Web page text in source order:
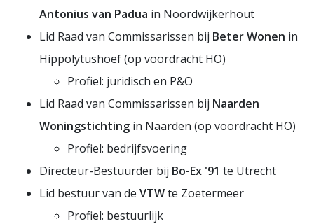
Antonius van Padua in Noordwijkerhout
Lid Raad van Commissarissen bij Beter Wonen in
Hippolytushoef (op voordracht HO)
Profiel: juridisch en P&O
Lid Raad van Commissarissen bij Naarden
Woningstichting in Naarden (op voordracht HO)
Profiel: bedrijfsvoering
Directeur-Bestuurder bij Bo-Ex '91 te Utrecht
Lid bestuur van de VTWte Zoetermeer
Profiel: bestuurlijk